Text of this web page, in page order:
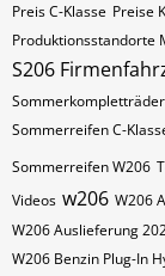
Preis C-Klasse Preise
Produktionsstandorte
S206
Sommerreifen C-
Sommerreifen W206
Videos w206 W206
W206 Auslieferung
W206 Benzin Plug-In